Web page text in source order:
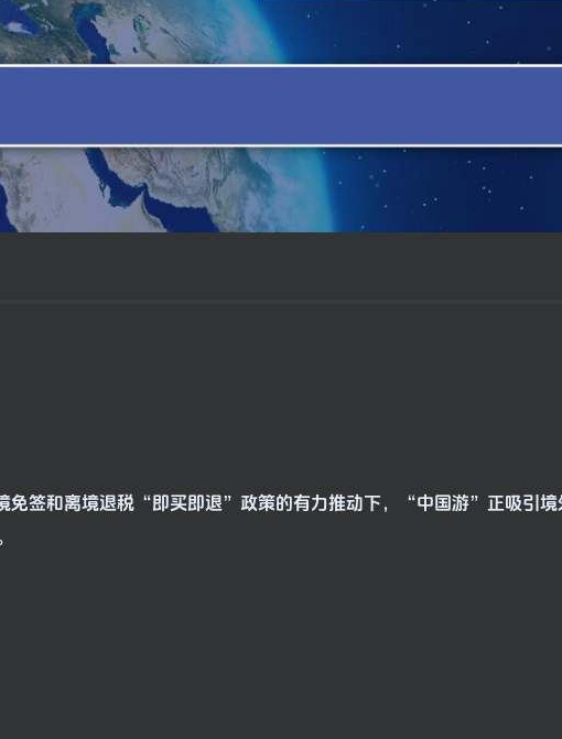
签和离境退税“即买即退”政策的有力推动下，“中国游”正吸引境